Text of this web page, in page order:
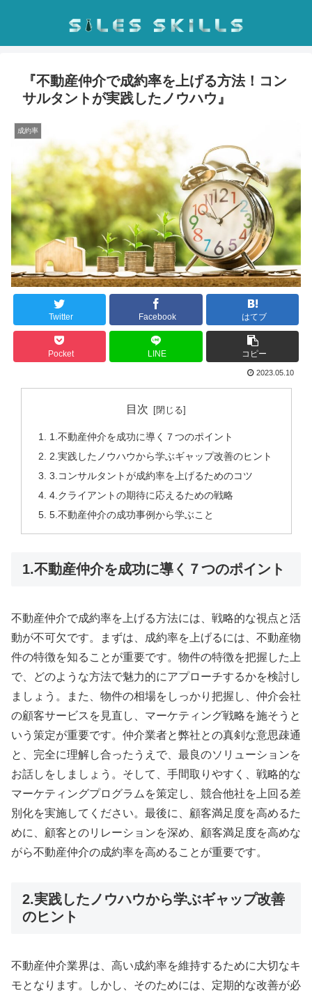
『不動産仲介で成約率を上げる方法！コン
サルタントが実践したノウハウ』
成約率
Twitter Facebook はてブ
Pocket LINE コピー
2023.05.10
目次
1.不動産仲介を成功に導く７つのポイント
2.実践したノウハウから学ぶギャップ改善のヒント
3.コンサルタントが成約率を上げるためのコツ
4.クライアントの期待に応えるための戦略
5.不動産仲介の成功事例から学ぶこと
1.不動産仲介を成功に導く７つのポイント
不動産仲介で成約率を上げる方法には、戦略的な視点と活
動が不可欠です。まずは、成約率を上げるには、不動産物
件の特徴を知ることが重要です。物件の特徴を把握した上
で、どのような方法で魅力的にアプローチするかを検討し
ましょう。また、物件の相場をしっかり把握し、仲介会社
の顧客サービスを見直し、マーケティング戦略を施そうと
いう策定が重要です。仲介業者と弊社との真剣な意思疎通
と、完全に理解し合ったうえで、最良のソリューションを
お話しをしましょう。そして、手間取りやすく、戦略的な
マーケティングプログラムを策定し、競合他社を上回る差
別化を実施してください。最後に、顧客満足度を高めるた
めに、顧客とのリレーションを深め、顧客満足度を高めな
がら不動産仲介の成約率を高めることが重要です。
2.実践したノウハウから学ぶギャップ改善
のヒント
不動産仲介業界は、高い成約率を維持するために大切なキ
モとなります。しかし、そのためには、定期的な改善が必